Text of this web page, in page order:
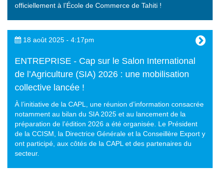
officiellement à l’École de Commerce de Tahiti !
18 août 2025 - 4:17pm
ENTREPRISE - Cap sur le Salon International
de l’Agriculture (SIA) 2026 : une mobilisation
collective lancée !
À l’initiative de la CAPL, une réunion d’information consacrée
notamment au bilan du SIA 2025 et au lancement de la
préparation de l’édition 2026 a été organisée. Le Président
de la CCISM, la Directrice Générale et la Conseillère Export y
ont participé, aux côtés de la CAPL et des partenaires du
secteur.